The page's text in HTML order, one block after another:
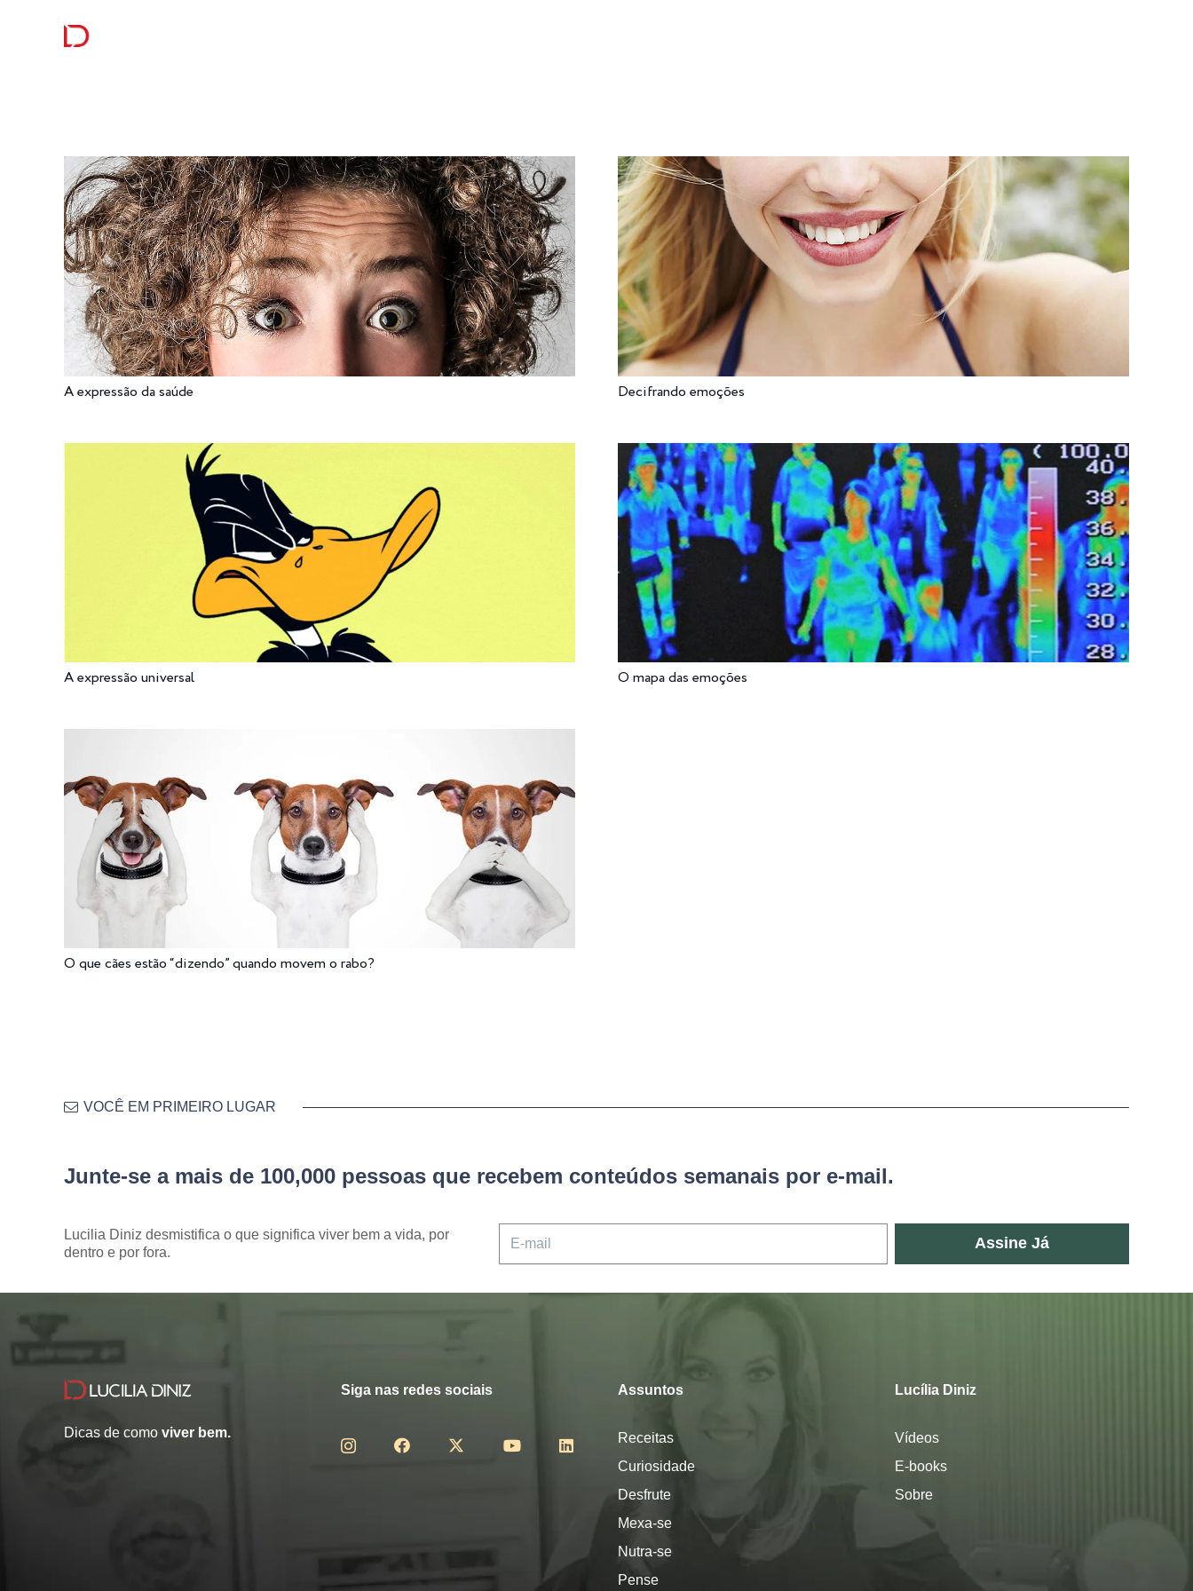
A expressão da saúde Decifrando emoções
A expressão universal O mapa das emoções
O que cães estão “dizendo” quando movem o rabo?
VOCÊ EM PRIMEIRO LUGAR
Junte-se a mais de 100,000 pessoas que recebem conteúdos semanais por e-mail.
Lucilia Diniz desmistifica o que significa viver bem a vida, por
dentro e por fora.
Assine Já
Dicas de como viver bem.
Siga nas redes sociais Assuntos
Receitas
Curiosidade
Desfrute
Mexa-se
Nutra-se
Pense
Lucília Diniz
Vídeos
E-books
Sobre